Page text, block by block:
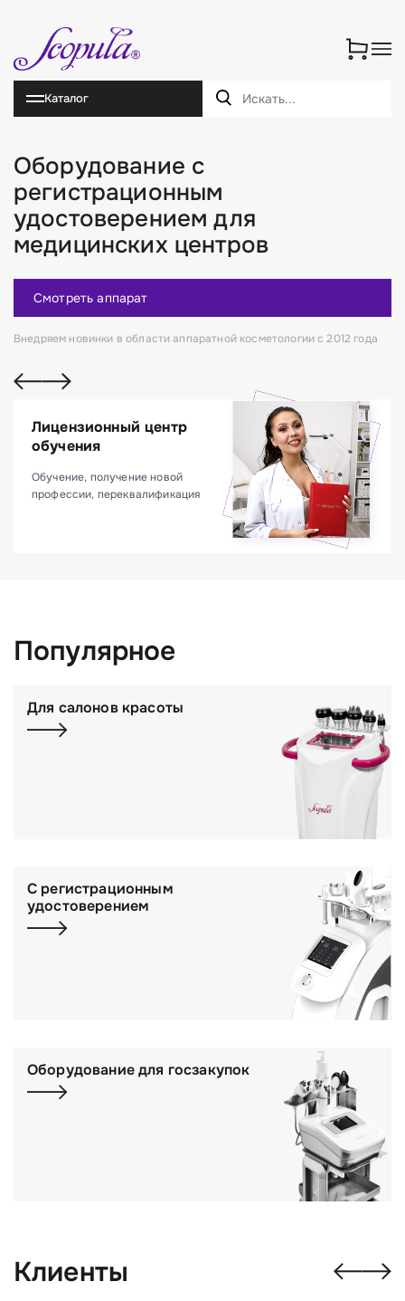
Каталог
Лицензионный центр
обучения
Обучение, получение новой
профессии, переквалификация
Оборудование с
регистрационным
удостоверением для
медицинских центров
Смотреть аппарат
Внедряем новинки в области аппаратной косметологии с 2012 года
Популярное
Для салонов красоты
С регистрационным
удостоверением
Оборудование для госзакупок
Клиенты